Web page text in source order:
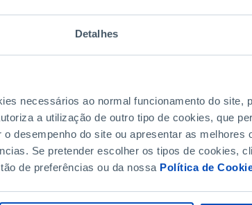
Detalhes
necessários ao normal funcionamento do site,
a utilização de outro tipo de cookies, que
desempenho do site ou apresentar as melhores
Se pretender escolher os tipos de cookies,
de preferências ou da nossa Política de
DATA DE FIM